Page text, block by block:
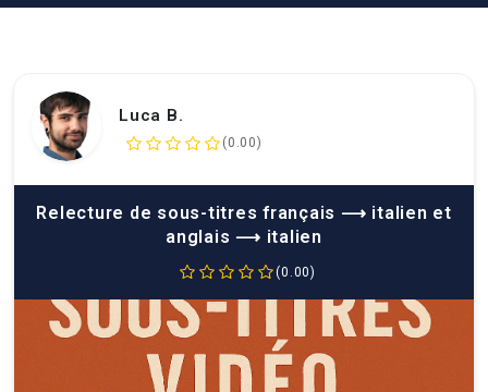
Luca B.
(0.00)
Relecture de sous-titres français ⟶ italien et
anglais ⟶ italien
(0.00)